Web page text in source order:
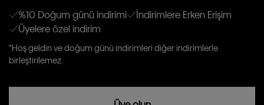
Kişiye özel ticari elektronik iletilerini almak için Açık Onay
veriyorum.
Aydınlatma Metni’niokuduğumu kabul ediyorum.
Calvin Klein tarafından kişisel verilerimin yurtdışına aktarılmasına açık
rızam vardır
%10 Doğum günü indirimi
İndirimlere Erken Erişim
Üyelere özel indirim
*Hoş geldin ve doğum günü indirimleri diğer indirimlerle
birleştirilemez.